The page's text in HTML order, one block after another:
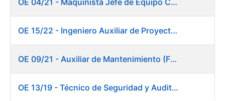
OE 04/21 - Maquinista Jefe de Equipo Corte y Enfajado
OE 15/22 - Ingeniero Auxiliar de Proyectos - DIT
OE 09/21 - Auxiliar de Mantenimiento (Fábrica de Papel)
OE 13/19 - Técnico de Seguridad y Auditoría Informática. Dirección de Sistemas de Información